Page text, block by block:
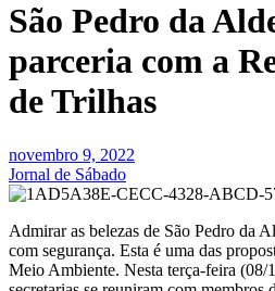
São Pedro da
parceria com a
de Trilhas
novembro 9, 2022
Jornal de Sábado
Admirar as belezas de São Pedro da
com segurança. Esta é uma das
Meio Ambiente. Nesta terça-feira (08/